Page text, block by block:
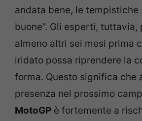
andata bene, le tempistiche
buone”. Gli esperti, tuttavia,
almeno altri sei mesi prima
iridato possa riprendere la
forma. Questo significa che
presenza nel prossimo
MotoGP è fortemente a